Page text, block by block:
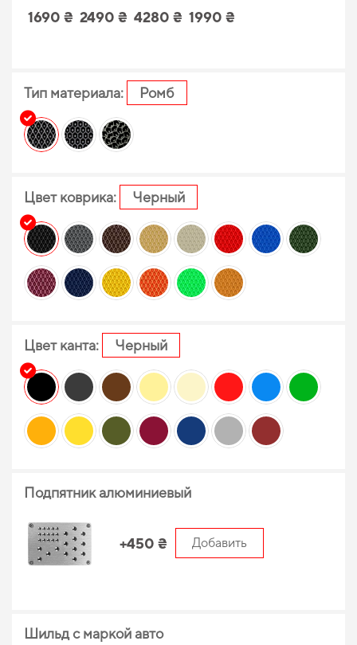
1690 ₴ 2490 ₴ 4280 ₴ 1990 ₴
Тип материала: Ромб
Цвет коврика: Черный
Цвет канта: Черный
Подпятник алюминиевый
+450 ₴ Добавить
Шильд с маркой авто